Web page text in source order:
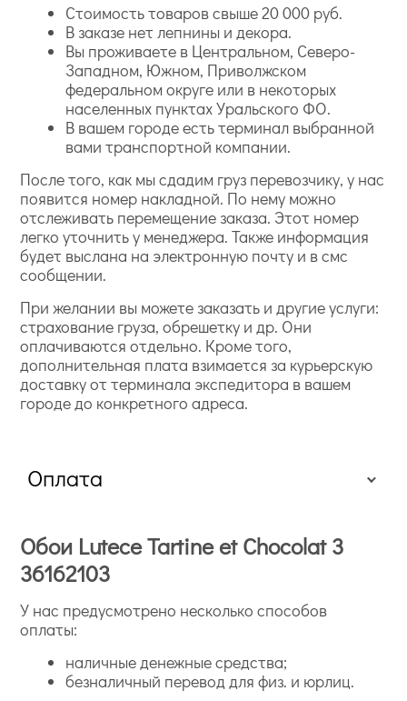
Стоимость товаров свыше 20 000 руб.
В заказе нет лепнины и декора.
Вы проживаете в Центральном, Северо-
Западном, Южном, Приволжском
федеральном округе или в некоторых
населенных пунктах Уральского ФО.
В вашем городе есть терминал выбранной
вами транспортной компании.
После того, как мы сдадим груз перевозчику, у нас
появится номер накладной. По нему можно
отслеживать перемещение заказа. Этот номер
легко уточнить у менеджера. Также информация
будет выслана на электронную почту и в смс
сообщении.
При желании вы можете заказать и другие услуги:
страхование груза, обрешетку и др. Они
оплачиваются отдельно. Кроме того,
дополнительная плата взимается за курьерскую
доставку от терминала экспедитора в вашем
городе до конкретного адреса.
Оплата
Обои Lutece Tartine et Chocolat 3
36162103
У нас предусмотрено несколько способов
оплаты:
наличные денежные средства;
безналичный перевод для физ. и юрлиц.